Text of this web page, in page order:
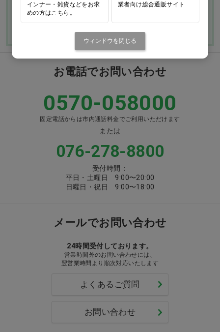
よくあるご質問
ご利用ガイドを詳しく見
お電話でお問い合わせ
0570-058000
固定電話からは市内通話料金でご利用いただけます
または
076-278-8800
受付時間：
平日・土曜日 9:00〜20:00
日曜日・祝日 9:00〜18:00
メールでお問い合わせ
24時間受付しております。
営業時間外のお問い合わせには、
翌営業時間より順次対応いたします
よくあるご質問
お問い合わせ
インナー・雑貨などをお求
めの方はこちら。
業者向け総合通販サイト
ウィンドウを閉じる